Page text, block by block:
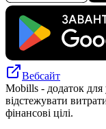
Вебсайт
Mobills - додаток для
відстежувати
фінансові цілі.